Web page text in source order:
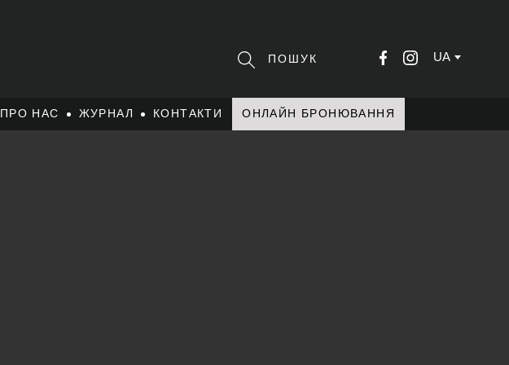
UA
ПРО НАС ЖУРНАЛ КОНТАКТИ ОНЛАЙН БРОНЮВАННЯ